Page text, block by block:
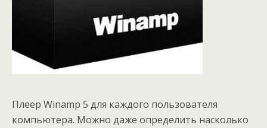
Плеер Winamp 5 для каждого пользователя
компьютера. Можно даже определить насколько